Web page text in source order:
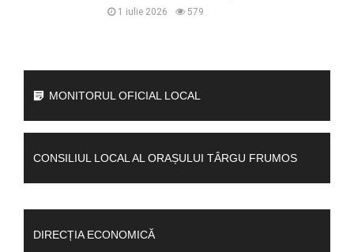
1 iulie 2026 579
MONITORUL OFICIAL LOCAL
CONSILIUL LOCAL AL ORAȘULUI TÂRGU FRUMOS
DIRECȚIA ECONOMICĂ